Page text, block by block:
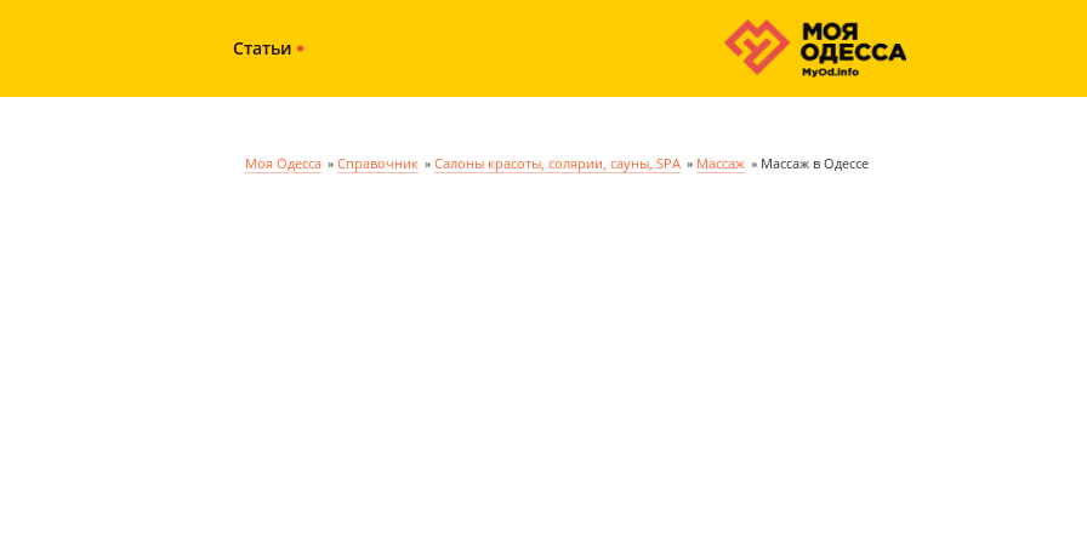
Статьи
Моя Одесса » Справочник » Салоны красоты, солярии, сауны, SPA » Массаж » Массаж в Одессе